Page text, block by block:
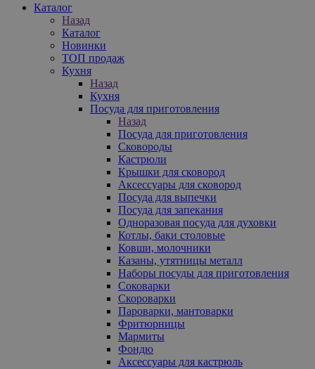
Каталог
Назад
Каталог
Новинки
ТОП продаж
Кухня
Назад
Кухня
Посуда для приготовления
Назад
Посуда для приготовления
Сковороды
Кастрюли
Крышки для сковород
Аксессуары для сковород
Посуда для выпечки
Посуда для запекания
Одноразовая посуда для духовки
Котлы, баки столовые
Ковши, молочники
Казаны, утятницы металл
Наборы посуды для приготовления
Соковарки
Скороварки
Пароварки, мантоварки
Фритюрницы
Мармиты
Фондю
Аксессуары для кастрюль